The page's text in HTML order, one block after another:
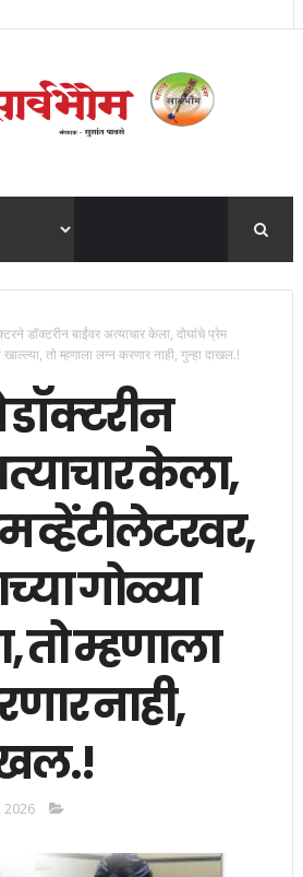
डॉक्टरीन बाईंवर अत्याचार केला, दोघांचे प्रेम
खाल्ल्या, तो म्हणाला लग्न करणार नाही, गुन्हा दाखल.!
केला,
व्हेंटीलेटरवर,
गोळ्या
तो म्हणाला
नाही,
2026